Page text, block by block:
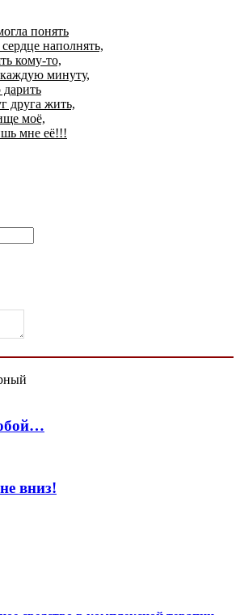
понять
наполнять,
кому-то,
минуту,
дарить
друга жить,
моё,
мне её!!!
вниз!